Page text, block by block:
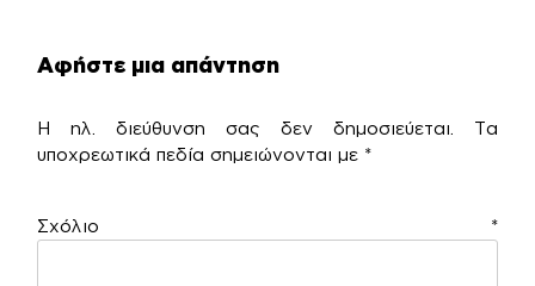
Αφήστε μια απάντηση
Η ηλ. διεύθυνση σας δεν δημοσιεύεται.
Τα
υποχρεωτικά πεδία σημειώνονται με *
Σχόλιο *